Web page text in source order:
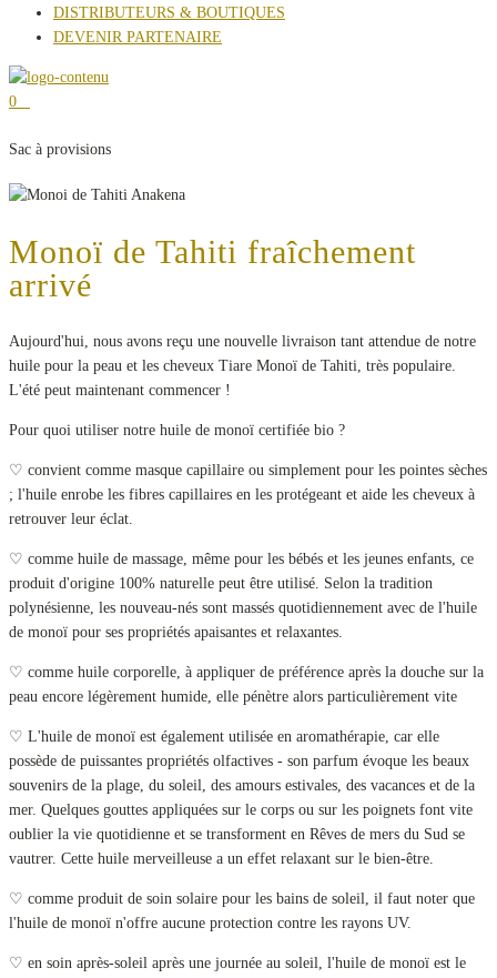
DISTRIBUTEURS & BOUTIQUES
DEVENIR PARTENAIRE
0
Sac à provisions
Monoï de Tahiti fraîchement
arrivé
Aujourd'hui, nous avons reçu une nouvelle livraison tant attendue de notre
huile pour la peau et les cheveux Tiare Monoï de Tahiti, très populaire.
L'été peut maintenant commencer !
Pour quoi utiliser notre huile de monoï certifiée bio ?
♡ convient comme masque capillaire ou simplement pour les pointes sèches
; l'huile enrobe les fibres capillaires en les protégeant et aide les cheveux à
retrouver leur éclat.
♡ comme huile de massage, même pour les bébés et les jeunes enfants, ce
produit d'origine 100% naturelle peut être utilisé. Selon la tradition
polynésienne, les nouveau-nés sont massés quotidiennement avec de l'huile
de monoï pour ses propriétés apaisantes et relaxantes.
♡ comme huile corporelle, à appliquer de préférence après la douche sur la
peau encore légèrement humide, elle pénètre alors particulièrement vite
♡ L'huile de monoï est également utilisée en aromathérapie, car elle
possède de puissantes propriétés olfactives - son parfum évoque les beaux
souvenirs de la plage, du soleil, des amours estivales, des vacances et de la
mer. Quelques gouttes appliquées sur le corps ou sur les poignets font vite
oublier la vie quotidienne et se transforment en Rêves de mers du Sud se
vautrer. Cette huile merveilleuse a un effet relaxant sur le bien-être.
♡ comme produit de soin solaire pour les bains de soleil, il faut noter que
l'huile de monoï n'offre aucune protection contre les rayons UV.
♡ en soin après-soleil après une journée au soleil, l'huile de monoï est le